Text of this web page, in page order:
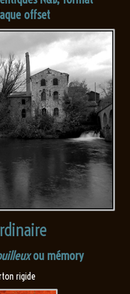
offset
ou mémory
rigide